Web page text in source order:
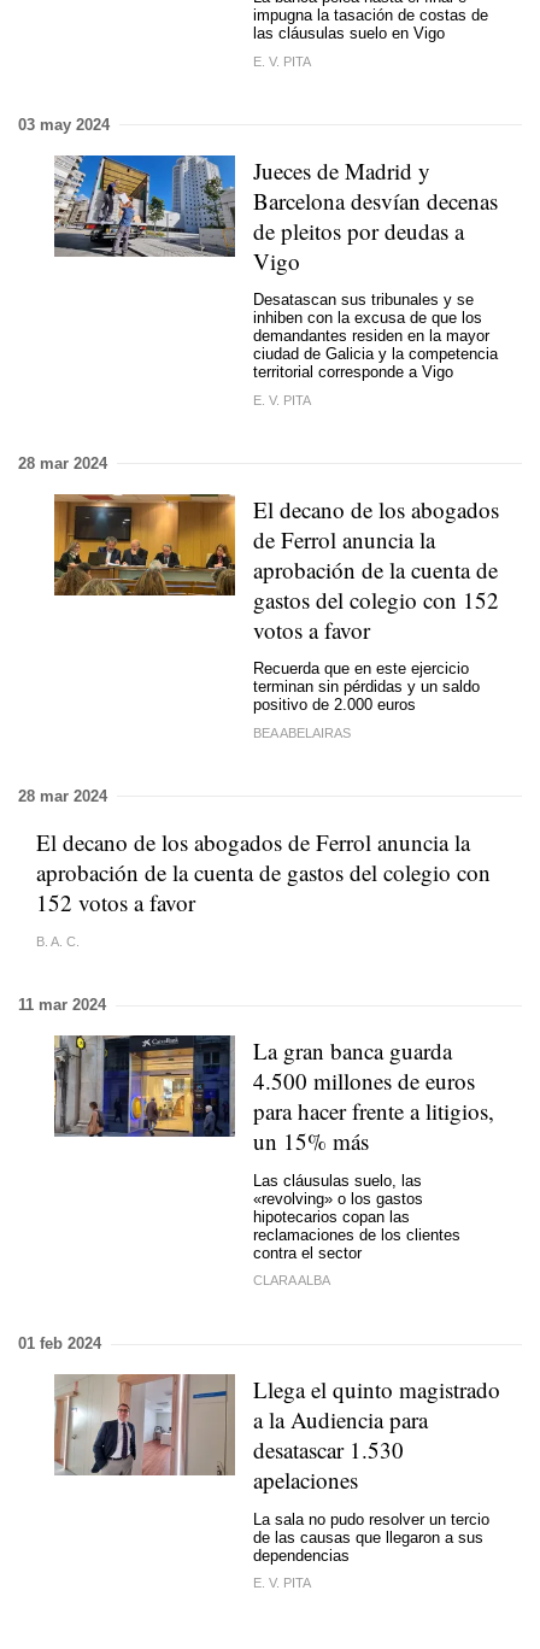
impugna la tasación de costas de
las cláusulas suelo en Vigo
E. V. PITA
03 may 2024
Jueces de Madrid y
Barcelona desvían decenas
de pleitos por deudas a
Vigo
Desatascan sus tribunales y se
inhiben con la excusa de que los
demandantes residen en la mayor
ciudad de Galicia y la competencia
territorial corresponde a Vigo
E. V. PITA
28 mar 2024
El decano de los abogados
de Ferrol anuncia la
aprobación de la cuenta de
gastos del colegio con 152
votos a favor
Recuerda que en este ejercicio
terminan sin pérdidas y un saldo
positivo de 2.000 euros
BEA ABELAIRAS
28 mar 2024
El decano de los abogados de Ferrol anuncia la
aprobación de la cuenta de gastos del colegio con
152 votos a favor
B. A. C.
11 mar 2024
La gran banca guarda
4.500 millones de euros
para hacer frente a litigios,
un 15% más
Las cláusulas suelo, las
«revolving» o los gastos
hipotecarios copan las
reclamaciones de los clientes
contra el sector
CLARA ALBA
01 feb 2024
Llega el quinto magistrado
a la Audiencia para
desatascar 1.530
apelaciones
La sala no pudo resolver un tercio
de las causas que llegaron a sus
dependencias
E. V. PITA